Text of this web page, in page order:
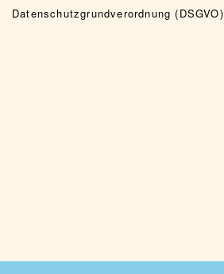
Datenschutzgrundverordnung (DSGVO)